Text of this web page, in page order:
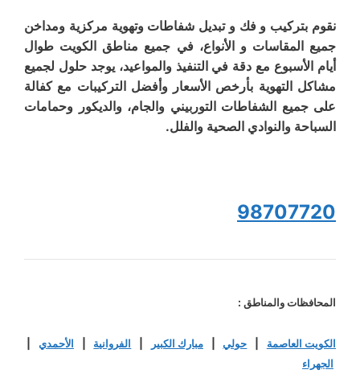
نقوم بتركيب و فك و تبديل شفاطات وتهوية مركزية ومداخن
جميع المقاسات و الأنواع، في جميع مناطق الكويت طوال
أيام الأسبوع مع دقة في التنفيذ والمواعيد، يوجد حلول لجميع
مشاكل التهوية بأرخص الأسعار وأفضل التركيبات مع كفالة
على جميع الشفاطات التوربيني والجام، والديكور وحمامات
السباحة والنوادي الصحية والفلل.
98707720
المحافظات والمناطق :
الكويت العاصمة حولي|مبارك الكبير الفروانية الأحمدي
الجهراء